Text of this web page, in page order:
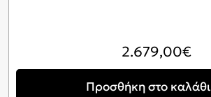
2.679,00€
Προσθήκη στο καλάθι